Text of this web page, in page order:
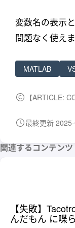
変数名の表示
問題なく使え
MATLAB
【ARTICLE:
最終更新
関連するコンテンツ
【失敗】
んだもん に喋